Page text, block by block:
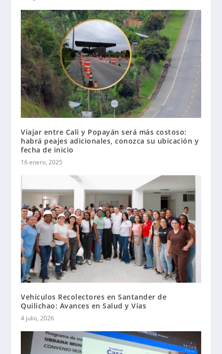
Viajar entre Cali y Popayán será más costoso:
habrá peajes adicionales, conozca su ubicación y
fecha de inicio
16 enero, 2025
Vehículos Recolectores en Santander de
Quilichao: Avances en Salud y Vías
4 julio, 2026